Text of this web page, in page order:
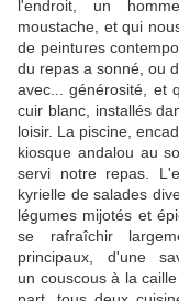
l'endroit, un
moustache, et qui
de peintures
du repas a sonné, ou
avec... générosité, et
cuir blanc, installés
loisir. La piscine,
kiosque andalou au
servi notre repas.
kyrielle de salades
légumes mijotés et
se rafraîchir
principaux, d'une
un couscous à la